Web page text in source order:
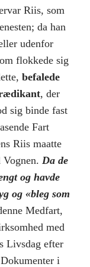
Riis, som
da han
udenfor
flokkede sig
befalede
, der
sig binde fast
Fart
Riis maatte
Da de
og havde
og «bleg som
Medfart,
med
Livsdag efter
i